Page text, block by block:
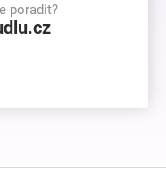
poradit?